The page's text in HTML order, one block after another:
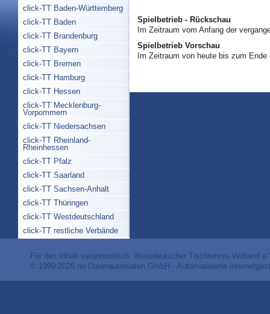
click-TT Baden-Württemberg
click-TT Baden
click-TT Brandenburg
click-TT Bayern
click-TT Bremen
click-TT Hamburg
click-TT Hessen
click-TT Mecklenburg-
Vorpommern
click-TT Niedersachsen
click-TT Rheinland-
Rheinhessen
click-TT Pfalz
click-TT Saarland
click-TT Sachsen-Anhalt
click-TT Thüringen
click-TT Westdeutschland
click-TT restliche Verbände
Spielbetrieb - Rückschau
Im Zeitraum vom Anfang der
Spielbetrieb Vorschau
Im Zeitraum von heute bis zum
Für den Inhalt verantwortlich: Westdeutscher Tischtennis-Verband
© 1999-2026 nu Datenautomaten GmbH - Automatisierte